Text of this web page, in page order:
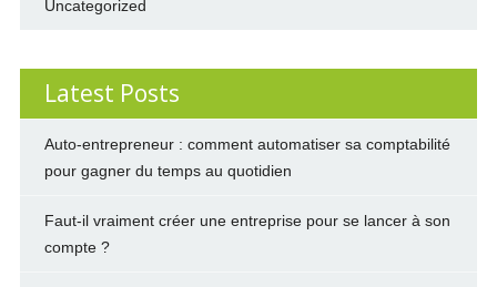
Uncategorized
Latest Posts
Auto-entrepreneur : comment automatiser sa comptabilité
pour gagner du temps au quotidien
Faut-il vraiment créer une entreprise pour se lancer à son
compte ?